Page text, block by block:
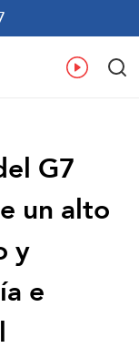
G7
un alto
y
e